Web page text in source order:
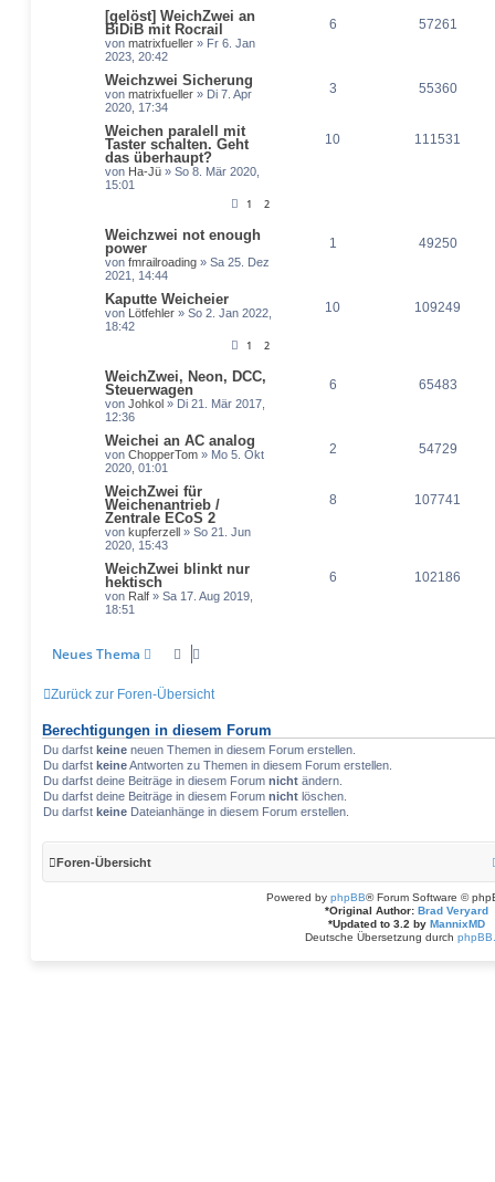
[gelöst] WeichZwei an
BiDiB mit Rocrail
von matrixfueller » Fr 6. Jan
2023, 20:42
6 57261
Weichzwei Sicherung
von matrixfueller » Di 7. Apr
2020, 17:34
3 55360
Weichen paralell mit
Taster schalten. Geht
das überhaupt?
von Ha-Jü » So 8. Mär 2020,
15:01
1 2
10 111531
Weichzwei not enough
power
von fmrailroading » Sa 25. Dez
2021, 14:44
1 49250
Kaputte Weicheier
von Lötfehler » So 2. Jan 2022,
18:42
1 2
10 109249
WeichZwei, Neon, DCC,
Steuerwagen
von Johkol » Di 21. Mär 2017,
12:36
6 65483
Weichei an AC analog
von ChopperTom » Mo 5. Okt
2020, 01:01
2 54729
WeichZwei für
Weichenantrieb /
Zentrale ECoS 2
von kupferzell » So 21. Jun
2020, 15:43
8 107741
WeichZwei blinkt nur
hektisch
von Ralf » Sa 17. Aug 2019,
18:51
6 102186
Neues Thema
Zurück zur Foren-Übersicht
Berechtigungen in diesem Forum
Du darfst keine neuen Themen in diesem Forum erstellen.
Du darfst keineAntworten zu Themen in diesem Forum erstellen.
Du darfst deine Beiträge in diesem Forum nicht ändern.
Du darfst deine Beiträge in diesem Forum nicht löschen.
Du darfst keine Dateianhänge in diesem Forum erstellen.
Foren-Übersicht
Powered by phpBB® Forum Software ©
*Original Author: Brad Veryard
*Updated to 3.2 by MannixMD
Deutsche Übersetzung durch